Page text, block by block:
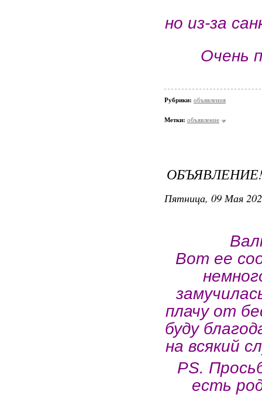
но из-за
Очень
Рубрики: объявления
Метки: объявление
Пятница, 09 Мая
Вот ее
плачу от
буду
на всякий
PS.
есть